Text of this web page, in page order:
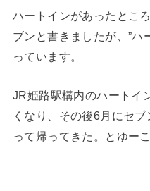
ハートインがあったとこ
ブンと書きましたが、”ハ
っています。
JR姫路駅構内のハートイ
くなり、その後6月にセ
って帰ってきた。とゆー